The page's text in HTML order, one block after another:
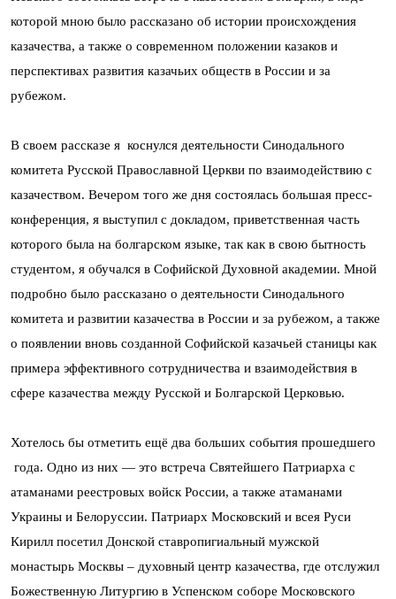
которой мною было рассказано об истории происхождения
казачества, а также о современном положении казаков и
перспективах развития казачьих обществ в России и за
рубежом.
В своем рассказе я коснулся деятельности Синодального
комитета Русской Православной Церкви по взаимодействию с
казачеством. Вечером того же дня состоялась большая пресс-
конференция, я выступил с докладом, приветственная часть
которого была на болгарском языке, так как в свою бытность
студентом, я обучался в Софийской Духовной академии. Мной
подробно было рассказано о деятельности Синодального
комитета и развитии казачества в России и за рубежом, а также
о появлении вновь созданной Софийской казачьей станицы как
примера эффективного сотрудничества и взаимодействия в
сфере казачества между Русской и Болгарской Церковью.
Хотелось бы отметить ещё два больших события прошедшего
года. Одно из них — это встреча Святейшего Патриарха с
атаманами реестровых войск России, а также атаманами
Украины и Белоруссии. Патриарх Московский и всея Руси
Кирилл посетил Донской ставропигиальный мужской
монастырь Москвы – духовный центр казачества, где отслужил
Божественную Литургию в Успенском соборе Московского